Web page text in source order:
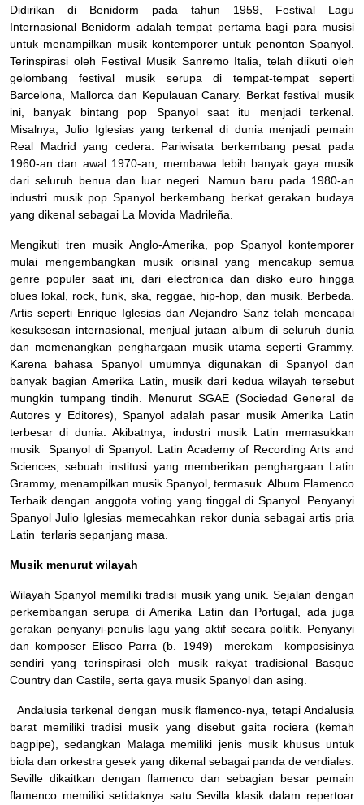
Didirikan di Benidorm pada tahun 1959, Festival Lagu
Internasional Benidorm adalah tempat pertama bagi para musisi
untuk menampilkan musik kontemporer untuk penonton Spanyol.
Terinspirasi oleh Festival Musik Sanremo Italia, telah diikuti oleh
gelombang festival musik serupa di tempat-tempat seperti
Barcelona, ​​​​Mallorca dan Kepulauan Canary. Berkat festival musik
ini, banyak bintang pop Spanyol saat itu menjadi terkenal.
Misalnya, Julio Iglesias yang terkenal di dunia menjadi pemain
Real Madrid yang cedera. Pariwisata berkembang pesat pada
1960-an dan awal 1970-an, membawa lebih banyak gaya musik
dari seluruh benua dan luar negeri. Namun baru pada 1980-an
industri musik pop Spanyol berkembang berkat gerakan budaya
yang dikenal sebagai La Movida Madrileña.
Mengikuti tren musik Anglo-Amerika, pop Spanyol kontemporer
mulai mengembangkan musik orisinal yang mencakup semua
genre populer saat ini, dari electronica dan disko euro hingga
blues lokal, rock, funk, ska, reggae, hip-hop, dan musik. Berbeda.
Artis seperti Enrique Iglesias dan Alejandro Sanz telah mencapai
kesuksesan internasional, menjual jutaan album di seluruh dunia
dan memenangkan penghargaan musik utama seperti Grammy.
Karena bahasa Spanyol umumnya digunakan di Spanyol dan
banyak bagian Amerika Latin, musik dari kedua wilayah tersebut
mungkin tumpang tindih. Menurut SGAE (Sociedad General de
Autores y Editores), Spanyol adalah pasar musik Amerika Latin
terbesar di dunia. Akibatnya, industri musik Latin memasukkan
musik Spanyol di Spanyol. Latin Academy of Recording Arts and
Sciences, sebuah institusi yang memberikan penghargaan Latin
Grammy, menampilkan musik Spanyol, termasuk Album Flamenco
Terbaik dengan anggota voting yang tinggal di Spanyol. Penyanyi
Spanyol Julio Iglesias memecahkan rekor dunia sebagai artis pria
Latin terlaris sepanjang masa.
Musik menurut wilayah
Wilayah Spanyol memiliki tradisi musik yang unik. Sejalan dengan
perkembangan serupa di Amerika Latin dan Portugal, ada juga
gerakan penyanyi-penulis lagu yang aktif secara politik. Penyanyi
dan komposer Eliseo Parra (b. 1949) merekam komposisinya
sendiri yang terinspirasi oleh musik rakyat tradisional Basque
Country dan Castile, serta gaya musik Spanyol dan asing.
Andalusia terkenal dengan musik flamenco-nya, tetapi Andalusia
barat memiliki tradisi musik yang disebut gaita rociera (kemah
bagpipe), sedangkan Malaga memiliki jenis musik khusus untuk
biola dan orkestra gesek yang dikenal sebagai panda de verdiales.
Seville dikaitkan dengan flamenco dan sebagian besar pemain
flamenco memiliki setidaknya satu Sevilla klasik dalam repertoar